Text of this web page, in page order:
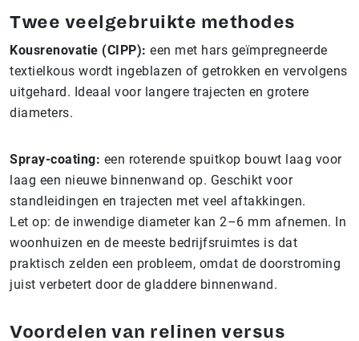
Twee veelgebruikte methodes
Kousrenovatie (CIPP): een met hars geïmpregneerde
textielkous wordt ingeblazen of getrokken en vervolgens
uitgehard. Ideaal voor langere trajecten en grotere
diameters.
Spray-coating: een roterende spuitkop bouwt laag voor
laag een nieuwe binnenwand op. Geschikt voor
standleidingen en trajecten met veel aftakkingen.
Let op: de inwendige diameter kan 2–6 mm afnemen. In
woonhuizen en de meeste bedrijfsruimtes is dat
praktisch zelden een probleem, omdat de doorstroming
juist verbetert door de gladdere binnenwand.
Voordelen van relinen versus